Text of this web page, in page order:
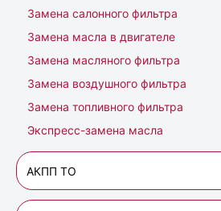
Замена салонного фильтра
Замена масла в двигателе
Замена масляного фильтра
Замена воздушного фильтра
Замена топливного фильтра
Экспресс-замена масла
АКПП ТО